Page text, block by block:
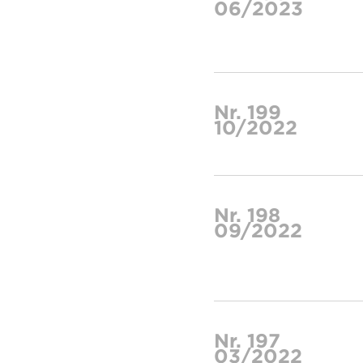
06/2023
Nr. 199
10/2022
Nr. 198
09/2022
Nr. 197
03/2022